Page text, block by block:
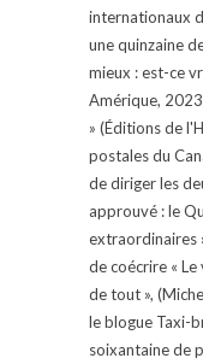
internationaux
une quinzaine
mieux : est-ce
Amérique,
» (Éditions de
postales du
de diriger les
approuvé : le
extraordinaires
de coécrire «
de tout »,
le blogue Taxi-
soixantaine de